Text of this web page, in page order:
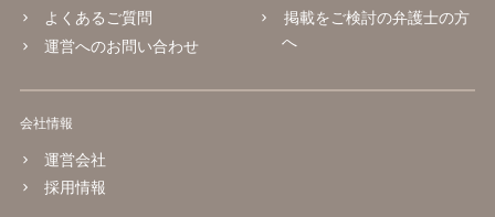
よくあるご質問
運営へのお問い合わせ
掲載をご検討の弁護士の方
へ
会社情報
運営会社
採用情報